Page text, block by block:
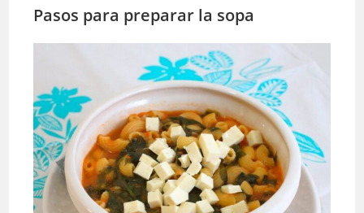
Pasos para preparar la sopa